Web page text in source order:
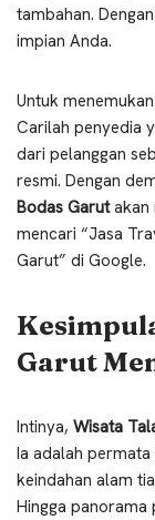
tambahan.
impian Anda.
Untuk
Carilah penyedia
dari pelanggan
resmi. Dengan
Bodas Garutakan
mencari “Jasa
Garut” di Google.
Garut
Intinya, Wisata
Ia adalah
keindahan alam
Hingga panorama